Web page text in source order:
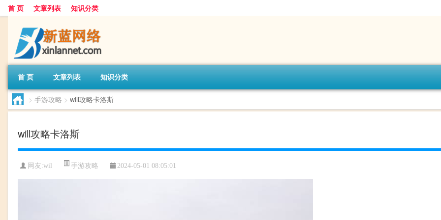
首 页 文章列表 知识分类
首 页 文章列表 知识分类
> 手游攻略 > will攻略卡洛斯
will攻略卡洛斯
网友:wil 手游攻略 2024-05-01 08:05:01